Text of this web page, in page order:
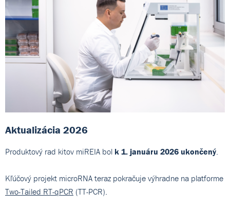
Aktualizácia 2026
Produktový rad kitov miREIA bol k 1. januáru 2026 ukončený
Kľúčový projekt microRNA teraz pokračuje výhradne na platforme
Two-Tailed RT-qPCR (TT-PCR).